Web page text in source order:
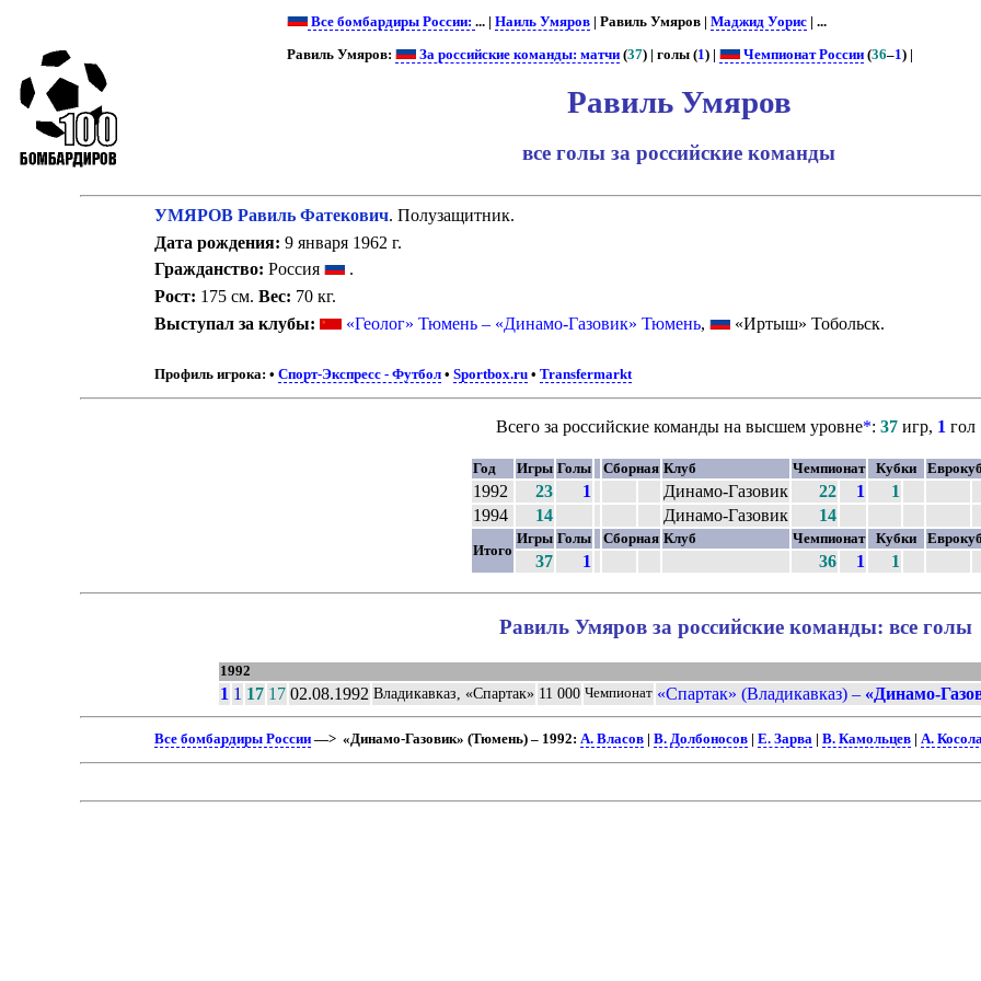
Все бомбардиры России:... |Наиль Умяров | Равиль Умяров |Маджид Уорис | ...
Равиль Умяров: За российские команды: матчи (37) | голы (1) | Чемпионат России (36–1) |
Равиль Умяров
все голы за российские команды
УМЯРОВ Равиль Фатекович. Полузащитник.
Дата рождения: 9 января 1962 г.
Гражданство: Россия
.
Рост: 175 см. Вес: 70 кг.
Выступал за клубы:
«Геолог» Тюмень – «Динамо-Газовик» Тюмень, «Иртыш» Тобольск.
Профиль игрока: • Спорт-Экспресс - Футбол• Sportbox.ru• Transfermarkt
Всего за российские команды на высшем уровне*: 37 игр, 1 гол
Год Игры Голы Сборная Клуб Чемпионат Кубки
1992 23 1 Динамо-Газовик 22 1
1
1994
14 Динамо-Газовик 14
Итого
Игры Голы Сборная Клуб Чемпионат Кубки
37 1 36 1 1
Равиль Умяров за российские команды: все голы
1992
1 1 17 17 02.08.1992 Владикавказ, «Спартак» 11 000 Чемпионат «Спартак» (Владикавказ) – «Динамо-
Все бомбардиры России—> «Динамо-Газовик» (Тюмень) – 1992: А. Власов| В. Долбоносов| Е. Зарва| В. Камольцев| А.